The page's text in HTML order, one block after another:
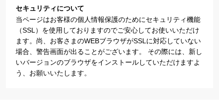
セキュリティについて
当ページはお客様の個人情報保護のためにセキュリティ機能
（SSL）を使用しておりますのでご安心してお使いいただけ
ます。尚、お客さまのWEBブラウザがSSLに対応していない
場合、警告画面が出ることがございます。 その際には、新し
いバージョンのブラウザをインストールしていただけますよ
う、お願いいたします。